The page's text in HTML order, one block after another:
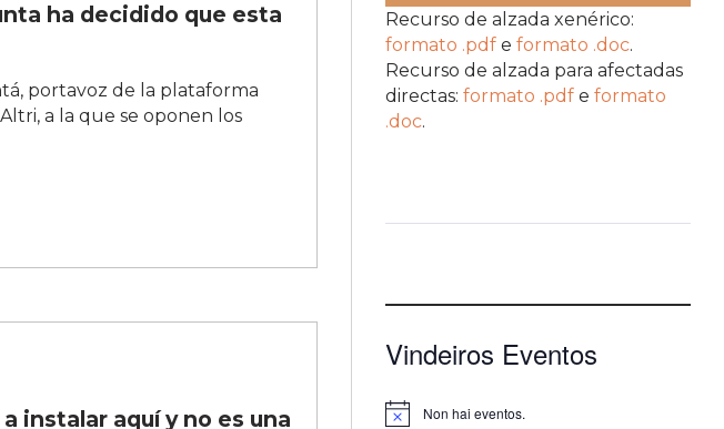
ha decidido que esta
portavoz de la plataforma
a la que se oponen los
instalar aquí y no es una
Recurso de alzada xenérico:
formato .pdf e formato .doc.
Recurso de alzada para afectadas
directas: formato .pdf e formato
.doc.
Vindeiros Eventos
Notice Non hai eventos.